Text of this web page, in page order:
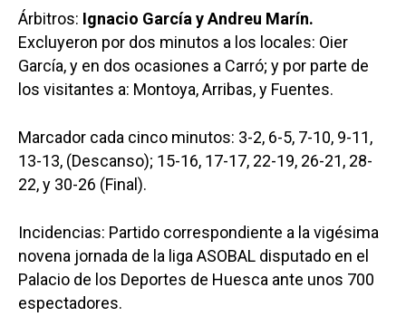
Árbitros: Ignacio García y Andreu Marín.
Excluyeron por dos minutos a los locales: Oier
García, y en dos ocasiones a Carró; y por parte de
los visitantes a: Montoya, Arribas, y Fuentes.
Marcador cada cinco minutos: 3-2, 6-5, 7-10, 9-11,
13-13, (Descanso); 15-16, 17-17, 22-19, 26-21, 28-
22, y 30-26 (Final).
Incidencias: Partido correspondiente a la vigésima
novena jornada de la liga ASOBAL disputado en el
Palacio de los Deportes de Huesca ante unos 700
espectadores.